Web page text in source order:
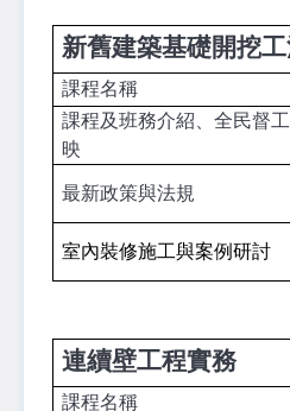
新舊建築基礎開挖
課程名稱
課程及班務介紹、全民督
映
最新政策與法規
室內裝修施工與案例研討
連續壁工程實務
課程名稱